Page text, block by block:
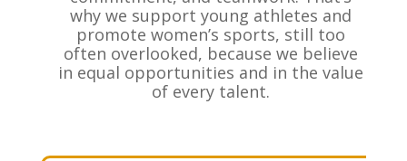
why we support young athletes and
promote women’s sports, still too
often overlooked, because we believe
in equal opportunities and in the value
of every talent.